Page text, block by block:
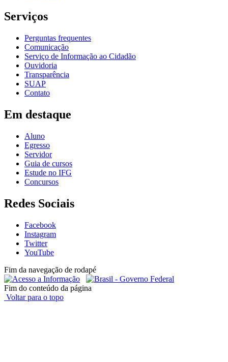
Serviços
Perguntas frequentes
Comunicação
Serviço de Informação ao Cidadão
Ouvidoria
Transparência
SUAP
Contato
Em destaque
Aluno
Egresso
Servidor
Guia de cursos
Estude no IFG
Concursos
Redes Sociais
Facebook
Instagram
Twitter
YouTube
Fim da navegação de rodapé
Fim do conteúdo da página
Voltar para o topo